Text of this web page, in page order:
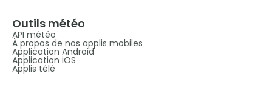
Outils météo
API météo
À propos de nos applis mobiles
Application Android
Application iOS
Applis télé